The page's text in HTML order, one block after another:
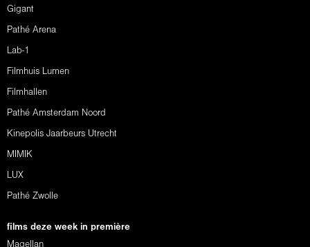
Gigant
Pathé Arena
Lab-1
Filmhuis Lumen
Filmhallen
Pathé Amsterdam Noord
Kinepolis Jaarbeurs Utrecht
MIMIK
LUX
Pathé Zwolle
films deze week in première
Magellan